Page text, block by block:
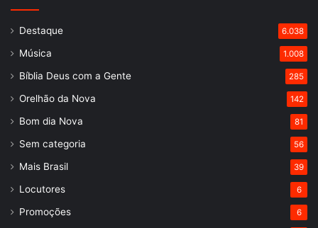
Destaque 6.038
Música 1.008
Bíblia Deus com a Gente 285
Orelhão da Nova 142
Bom dia Nova 81
Sem categoria 56
Mais Brasil 39
Locutores 6
Promoções 6